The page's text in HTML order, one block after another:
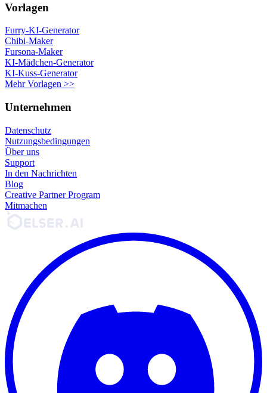
Vorlagen
Furry-KI-Generator
Chibi-Maker
Fursona-Maker
KI-Mädchen-Generator
KI-Kuss-Generator
Mehr Vorlagen >>
Unternehmen
Datenschutz
Nutzungsbedingungen
Über uns
Support
In den Nachrichten
Blog
Creative Partner Program
Mitmachen